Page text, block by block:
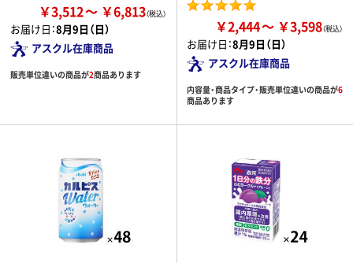
￥3,512 ￥6,813
お届け日：8月9日（日）
アスクル在庫商品
販売単位違いの商品が2商品あります
￥2,444 ￥3,598
お届け日：8月9日（日）
アスクル在庫商品
内容量・商品タイプ・販売単位違いの商品が6
商品あります